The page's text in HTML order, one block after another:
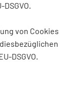
von Cookies
DSGVO.